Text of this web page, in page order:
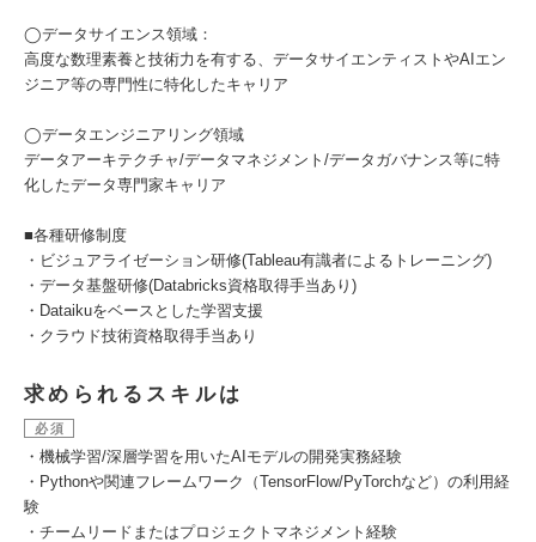
◯データサイエンス領域：
高度な数理素養と技術力を有する、データサイエンティストやAIエン
ジニア等の専門性に特化したキャリア
◯データエンジニアリング領域
データアーキテクチャ/データマネジメント/データガバナンス等に特
化したデータ専門家キャリア
■各種研修制度
・ビジュアライゼーション研修(Tableau有識者によるトレーニング)
・データ基盤研修(Databricks資格取得手当あり)
・Dataikuをベースとした学習支援
・クラウド技術資格取得手当あり
求められるスキルは
必須
・機械学習/深層学習を用いたAIモデルの開発実務経験
・Pythonや関連フレームワーク（TensorFlow/PyTorchなど）の利用経
験
・チームリードまたはプロジェクトマネジメント経験